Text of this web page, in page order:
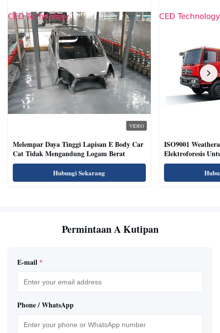
VIDEO
Melempar Daya Tinggi Lapisan E Body Car
Cat Tidak Mengandung Logam Berat
Hubungi Sekarang
ISO9001
Elektroforesis
Permintaan A Kutipan
E-mail *
Phone / WhatsApp